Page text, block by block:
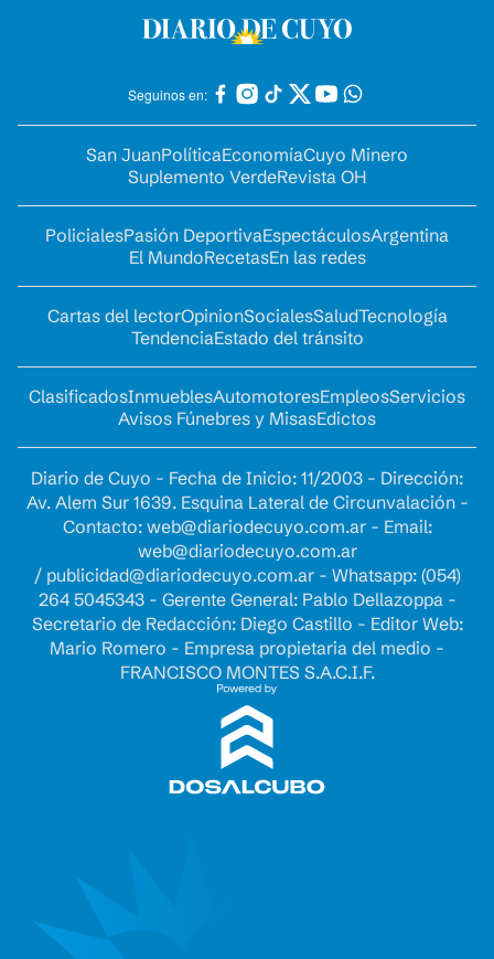
Seguinos en:
San JuanPolíticaEconomíaCuyo Minero
Suplemento VerdeRevista OH
PolicialesPasión DeportivaEspectáculosArgentina
El MundoRecetasEn las redes
Cartas del lectorOpinionSocialesSaludTecnología
TendenciaEstado del tránsito
ClasificadosInmueblesAutomotoresEmpleosServicios
Avisos Fúnebres y MisasEdictos
Diario de Cuyo - Fecha de Inicio: 11/2003 - Dirección:
Av. Alem Sur 1639. Esquina Lateral de Circunvalación -
Contacto: web@diariodecuyo.com.ar- Email:
web@diariodecuyo.com.ar
/ publicidad@diariodecuyo.com.ar- Whatsapp: (054)
264 5045343 - Gerente General: Pablo Dellazoppa -
Secretario de Redacción: Diego Castillo - Editor Web:
Mario Romero - Empresa propietaria del medio -
FRANCISCO MONTES S.A.C.I.F.